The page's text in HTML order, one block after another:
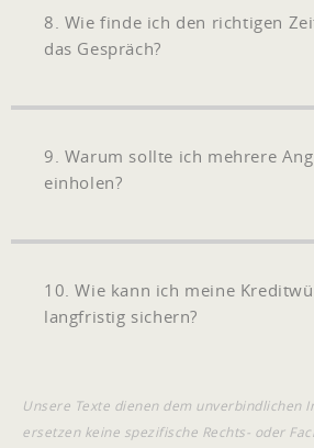
8. Wie finde ich den richtigen
das Gespräch?
9. Warum sollte ich mehrere
einholen?
10. Wie kann ich meine
langfristig sichern?
Unsere Texte dienen dem unverbindlichen
ersetzen keine spezifische Rechts- oder